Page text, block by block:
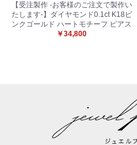
【受注製作 -お客様のご注文で製作い
たします-】ダイヤモンド0.1ct K18ピ
ンクゴールド ハートモチーフ ピアス
￥34,800